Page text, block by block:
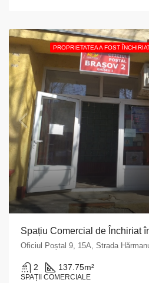
PROPRIETATEA A FOST
2 137.75m²
SPAȚII COMERCIALE